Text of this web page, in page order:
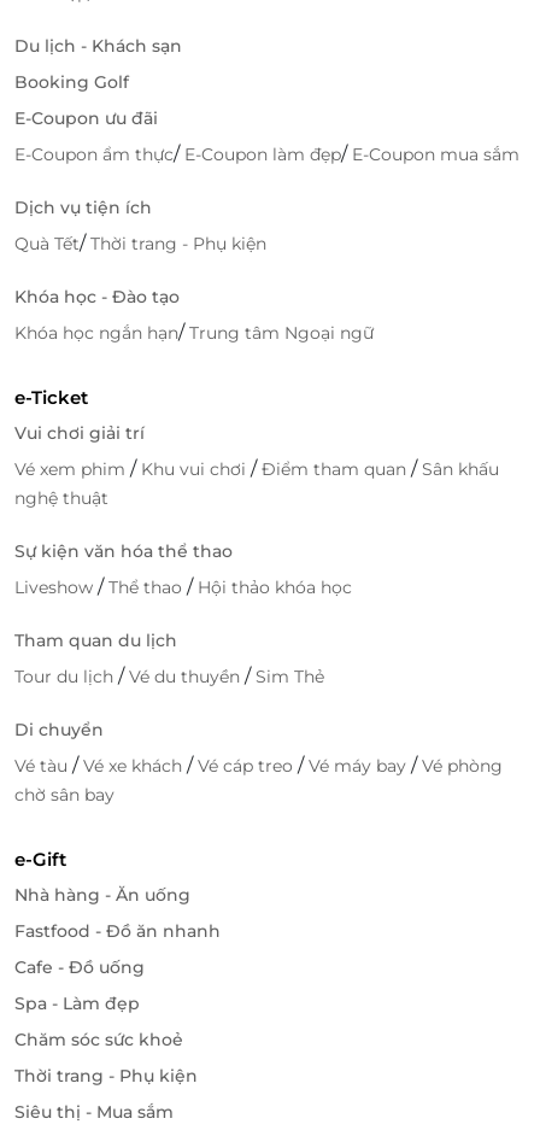
Cập nhật liên tục các
lượng cao.
Giao diện thân thiện, dễ sử dụng và bảo mật
Tại sao nên đặt phòng qua LifeLink?
voucher giảm giá
Đặt phòng nhanh chóng:Trải nghiệm
Hỗ trợ tận tâm:
sàng hỗ trợ bạn lựa chọn dịch vụ phù hợp nhất.
Nhanh tay sở hữuvoucher giảm giácho phòng
Deluxe Cozy tại Le Carré Huế Hotel – chỉ có tại
Du lịch - Khách sạn
Booking Golf
E-Coupon ưu đãi
E-Coupon ẩm thực/ E-Coupon làm đẹp/ E-Coupon mua sắm
Dịch vụ tiện ích
Quà Tết/Thời trang - Phụ kiện
Khóa học - Đào tạo
Khóa học ngắn hạn/Trung tâm Ngoại ngữ
e-Ticket
Vui chơi giải trí
Vé xem phim / Khu vui chơi /Điểm tham quan /Sân khấu
nghệ thuật
Sự kiện văn hóa thể thao
Liveshow /Thể thao / Hội thảo khóa học
Tham quan du lịch
Tour du lịch /Vé du thuyền /Sim Thẻ
Di chuyển
Vé tàu /Vé xe khách /Vé cáp treo /Vé máy bay /Vé phòng
chờ sân bay
e-Gift
Nhà hàng - Ăn uống
Fastfood - Đồ ăn nhanh
Cafe - Đồ uống
Spa - Làm đẹp
Chăm sóc sức khoẻ
Thời trang - Phụ kiện
Siêu thị - Mua sắm